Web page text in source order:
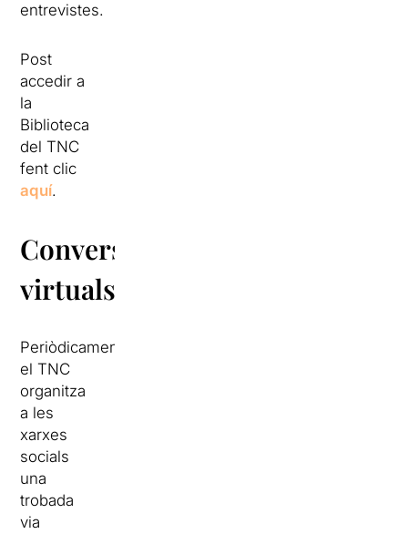
entrevistes.
Post
accedir a
la
Biblioteca
del TNC
fent clic
aquí.
Converses
virtuals
Periòdicament
el TNC
organitza
a les
xarxes
socials
una
trobada
via